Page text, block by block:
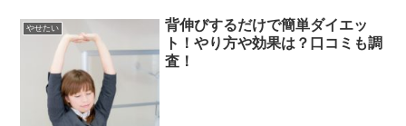
やせたい
背伸びするだけで簡単ダイエッ
ト！やり方や効果は？口コミも調
査！